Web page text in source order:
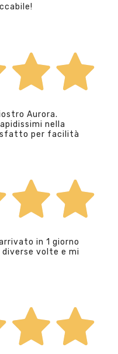
Aurora.
nella
per facilità
in 1 giorno
volte e mi